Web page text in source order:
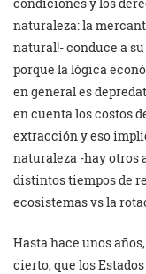
naturaleza: la
natural!- conduce a
porque la lógica
en general es
en cuenta los costos
extracción y eso
naturaleza -hay otros
distintos tiempos de
ecosistemas vs la
Hasta hace unos
cierto, que los